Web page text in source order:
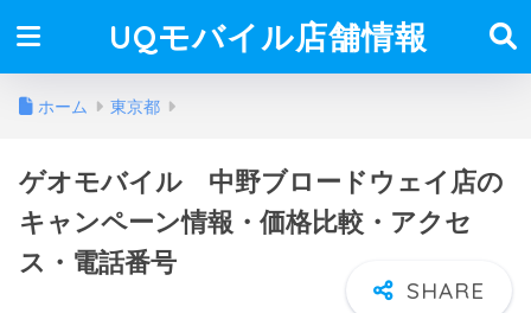
UQモバイル店舗情報
ホーム 東京都
ゲオモバイル 中野ブロードウェイ店の
キャンペーン情報・価格比較・アクセ
ス・電話番号